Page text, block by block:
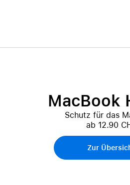
MacBook
Schutz für das
ab 12.90
Zur